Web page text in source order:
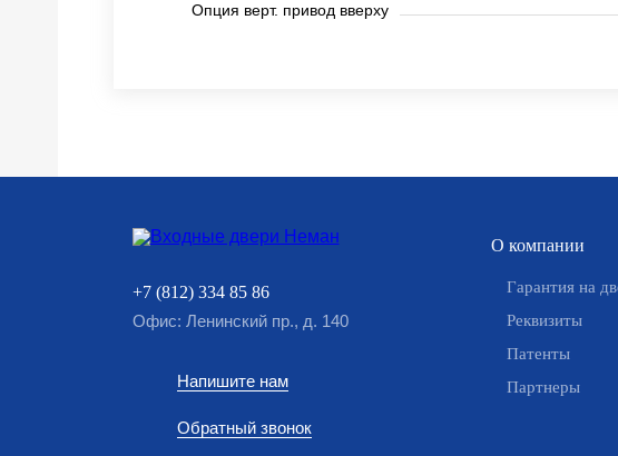
Опция верт. привод вверху
+7 (812) 334 85 86
Офис: Ленинский пр., д. 140
Напишите нам
Обратный звонок
О компании
Гарантия на
Реквизиты
Патенты
Партнеры